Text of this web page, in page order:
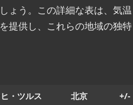
ょう。この詳細な表は、気温
提供し、これらの地域の独特
・ツルス 北京 +/-